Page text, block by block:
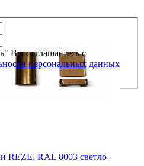
Вы соглашаетесь с
персональных данных
REZE, RAL 8003 светло-